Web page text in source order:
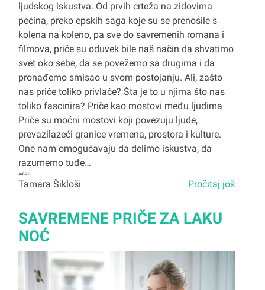
ljudskog iskustva. Od prvih crteža na zidovima
pećina, preko epskih saga koje su se prenosile s
kolena na koleno, pa sve do savremenih romana i
filmova, priče su oduvek bile naš način da shvatimo
svet oko sebe, da se povežemo sa drugima i da
pronađemo smisao u svom postojanju. Ali, zašto
nas priče toliko privlače? Šta je to u njima što nas
toliko fascinira? Priče kao mostovi među ljudima
Priče su moćni mostovi koji povezuju ljude,
prevazilazeći granice vremena, prostora i kulture.
One nam omogućavaju da delimo iskustva, da
razumemo tuđe…
Pročitaj još
autor:
Tamara Šikloši
SAVREMENE PRIČE ZA LAKU
NOĆ